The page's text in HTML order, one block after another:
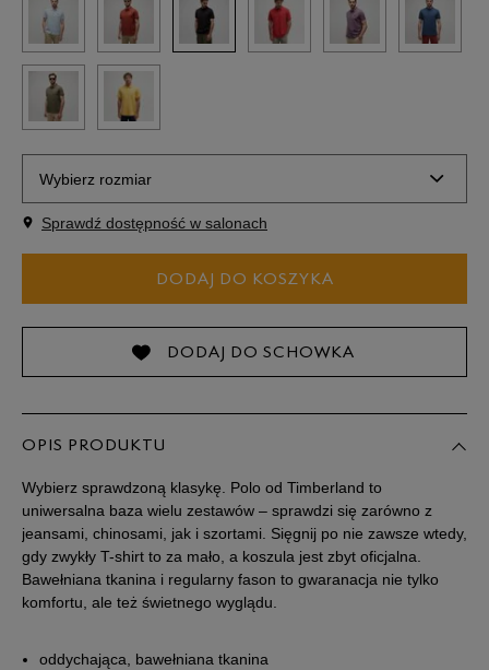
Wybierz rozmiar
S
XL
XXXL
Sprawdź dostępność w salonach
DODAJ DO KOSZYKA
DODAJ DO SCHOWKA
OPIS PRODUKTU
Wybierz sprawdzoną klasykę. Polo od Timberland to
uniwersalna baza wielu zestawów – sprawdzi się zarówno z
jeansami, chinosami, jak i szortami. Sięgnij po nie zawsze wtedy,
gdy zwykły T-shirt to za mało, a koszula jest zbyt oficjalna.
Bawełniana tkanina i regularny fason to gwaranacja nie tylko
komfortu, ale też świetnego wyglądu.
oddychająca, bawełniana tkanina